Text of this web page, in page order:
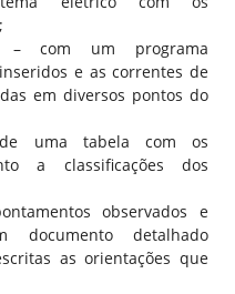
– com um programa
e as correntes de
em diversos pontos do
uma tabela com os
a classificações dos
observados e
documento detalhado
as orientações que